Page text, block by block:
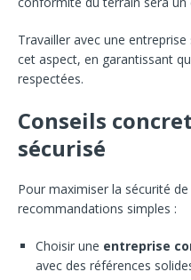
Travailler avec une
cet aspect, en garantissant
respectées.
Conseils
sécurisé
Pour maximiser la sécurité
recommandations simples :
Choisir une entreprise
avec des références